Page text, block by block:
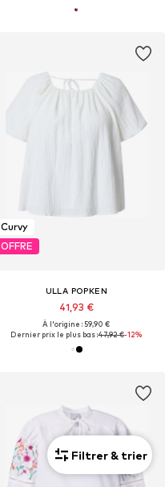
Curvy
OFFRE
ULLA POPKEN
41,93 €
À l'origine : 59,90 €
Dernier prix le plus bas :47,92 €-12%
Filtrer & trier